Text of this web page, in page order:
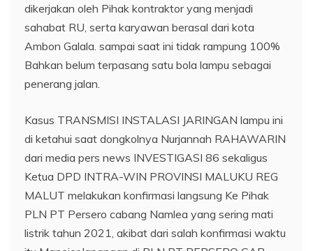
dikerjakan oleh Pihak kontraktor yang menjadi
sahabat RU, serta karyawan berasal dari kota
Ambon Galala. sampai saat ini tidak rampung 100%
Bahkan belum terpasang satu bola lampu sebagai
penerang jalan.
Kasus TRANSMISI INSTALASI JARINGAN lampu ini
di ketahui saat dongkolnya Nurjannah RAHAWARIN
dari media pers news INVESTIGASI 86 sekaligus
Ketua DPD INTRA-WIN PROVINSI MALUKU REG
MALUT melakukan konfirmasi langsung Ke Pihak
PLN PT Persero cabang Namlea yang sering mati
listrik tahun 2021, akibat dari salah konfirmasi waktu